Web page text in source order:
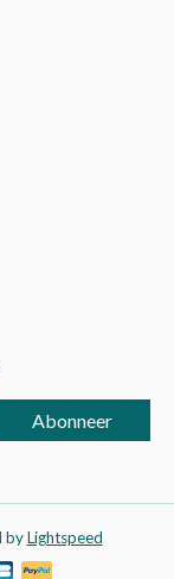
Abonneer
byLightspeed